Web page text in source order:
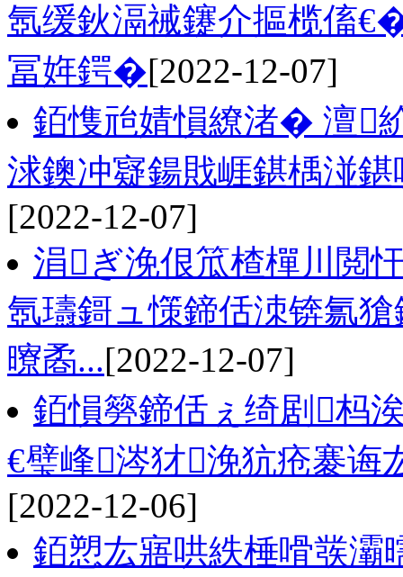
氬缓鈥滆祴鑳介摳榄傗
冨姩鍔�[2022-12-07]
銆愯兘婧愪繚渚� 澶
浗鐭冲寲鍚戝崕鍖楀湴
[2022-12-07]
涓ぎ浼佷笟楂樿川閲
氬瓙鎶ュ憡鍗佸洓锛氱
曢矞...[2022-12-07]
銆愪簩鍗佸ぇ绮剧杩
€璧峰涔犲浼犺疮褰诲
[2022-12-06]
銆愬厷寤哄紩棰嗗彂灞